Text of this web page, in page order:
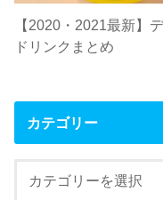
【2020・2021最新】
ドリンクまとめ
カテゴリー